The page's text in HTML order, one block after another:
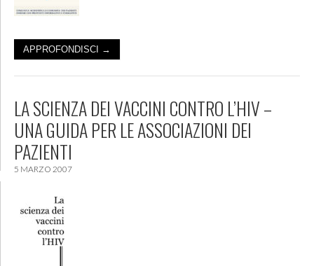
APPROFONDISCI →
LA SCIENZA DEI VACCINI CONTRO L’HIV –
UNA GUIDA PER LE ASSOCIAZIONI DEI
PAZIENTI
5 MARZO 2007